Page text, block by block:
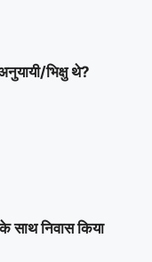
भिक्षु थे?
साथ निवास किया